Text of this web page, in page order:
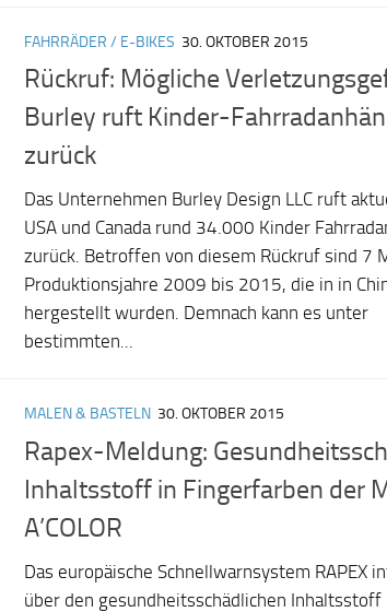
FAHRRÄDER / E-BIKES 30. OKTOBER 2015
Rückruf: Mögliche
Burley ruft Kinder-
zurück
Das Unternehmen Burley Design LLC ruft
USA und Canada rund 34.000 Kinder
zurück. Betroffen von diesem Rückruf sind 7
Produktionsjahre 2009 bis 2015, die in in
hergestellt wurden. Demnach kann es unter
bestimmten...
MALEN & BASTELN 30. OKTOBER 2015
Rapex-Meldung:
Inhaltsstoff in Fingerfarben der
A’COLOR
Das europäische Schnellwarnsystem RAPEX
über den gesundheitsschädlichen Inhaltsstoff